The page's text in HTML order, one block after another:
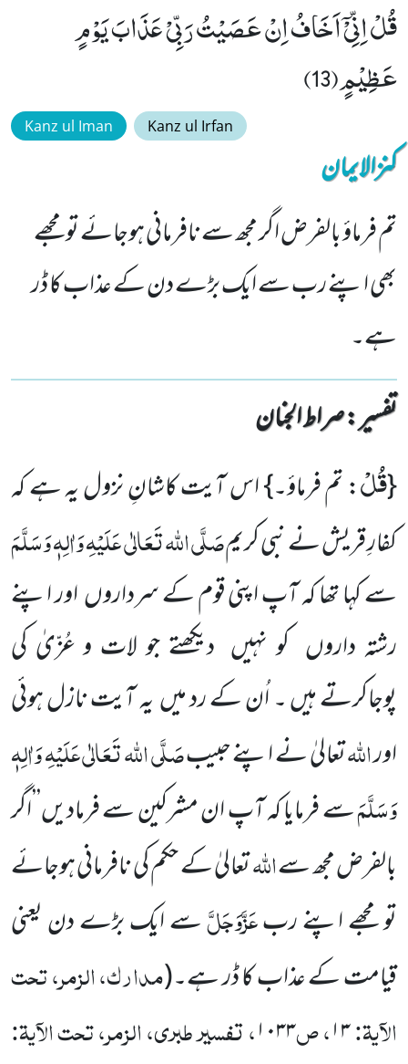
قُلْ اِنِّیْۤ اَخَافُ اِنْ عَصَیْتُ رَبِّیْ عَذَابَ یَوْمٍ
عَظِیْمٍ(13)
Kanz ul Iman Kanz ul Irfan
کنزالایمان
تم فرماؤ بالفرض اگر مجھ سے نافرمانی ہوجائے تو مجھے
بھی اپنے رب سے ایک بڑے دن کے عذاب کا ڈر
ہے۔
تفسیر : ‎صراط الجنان
{قُلْ: تم فرماؤ۔} اس آیت کاشانِ نزول یہ ہے کہ
کفارِ قریش نے نبی کریمصَلَّی اللہ تَعَالٰی عَلَیْہِ وَاٰلِہٖ وَسَلَّمَ
سے کہا تھا کہ آپ اپنی قوم کے سرداروں اور اپنے
رشتہ داروں کو نہیں دیکھتے جو لات و عُزّیٰ کی
پوجاکرتے ہیں ۔ اُن کے رد میں یہ آیت نازل ہوئی
اوراللہتعالیٰ نے اپنے حبیبصَلَّی اللہ تَعَالٰی عَلَیْہِ وَاٰلِہٖ
وَسَلَّمَسے فرمایا کہ آپ ان مشرکین سے فرمادیں’’اگر
بالفرض مجھ سےاللہتعالیٰ کے حکم کی نافرمانی ہوجائے
تو مجھے اپنے ربعَزَّوَجَلَّسے ایک بڑے دن یعنی
قیامت کے عذاب کا ڈر ہے۔(مدارک، الزمر، تحت
الآیۃ:۱۳، ص۱۰۳۳، تفسیر طبری، الزمر، تحت الآیۃ: